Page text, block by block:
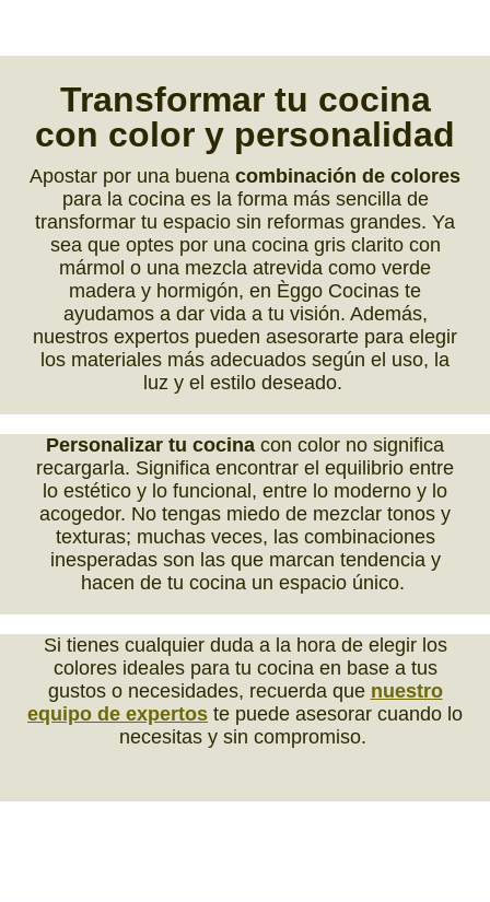
Transformar tu cocina
con color y personalidad
Apostar por una buena combinación de colores
para la cocina es la forma más sencilla de
transformar tu espacio sin reformas grandes. Ya
sea que optes por una cocina gris clarito con
mármol o una mezcla atrevida como verde
madera y hormigón, en Èggo Cocinas te
ayudamos a dar vida a tu visión. Además,
nuestros expertos pueden asesorarte para elegir
los materiales más adecuados según el uso, la
luz y el estilo deseado.
Personalizar tu cocina con color no significa
recargarla. Significa encontrar el equilibrio entre
lo estético y lo funcional, entre lo moderno y lo
acogedor. No tengas miedo de mezclar tonos y
texturas; muchas veces, las combinaciones
inesperadas son las que marcan tendencia y
hacen de tu cocina un espacio único.
Si tienes cualquier duda a la hora de elegir los
colores ideales para tu cocina en base a tus
gustos o necesidades, recuerda que nuestro
equipo de expertos te puede asesorar cuando lo
necesitas y sin compromiso.